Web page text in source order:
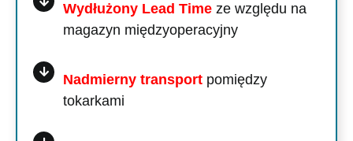
Wydłużony Lead Timeze względu na
magazyn międzyoperacyjny
Nadmierny transport pomiędzy
tokarkami